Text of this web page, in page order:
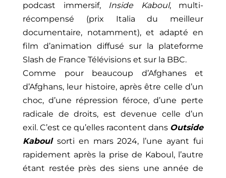
podcast immersif,
Inside Kaboul, multi-
récompensé (prix Italia du meilleur
documentaire, notamment), et adapté en
film d’animation diffusé sur la plateforme
Slash de France Télévisions et sur la BBC.
Comme pour beaucoup d’Afghanes et
d’Afghans, leur histoire, après être celle d’un
choc, d’une répression féroce, d’une perte
radicale de droits, est devenue celle d’un
exil. C’est ce qu’elles racontent dans Outside
Kaboul sorti en mars 2024, l’une ayant fui
rapidement après la prise de Kaboul, l’autre
étant restée près des siens une année de